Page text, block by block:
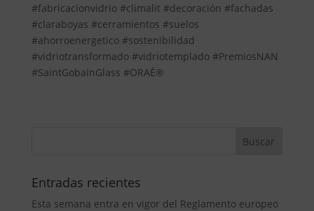
#fabricacionvidrio #climalit #decoración #fachadas
#claraboyas #cerramientos #suelos
#ahorroenergetico #sostenibilidad
#vidriotransformado #vidriotemplado #PremiosNAN
#SaintGobainGlass #ORAÉ®
Entradas recientes
Esta semana entra en vigor del Reglamento europeo